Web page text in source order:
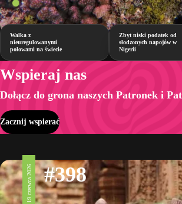
Walka z
nieuregulowanymi
połowami na świecie
Zbyt niski podatek od
słodzonych napojów w
Nigerii
Wspieraj nas
Dołącz do grona naszych Patronek i
Zacznij wspierać
19 czerwca 2026 #398